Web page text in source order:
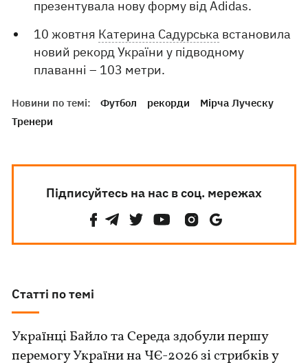
презентувала нову форму від Adidas.
10 жовтня Катерина Садурська встановила
новий рекорд України у підводному
плаванні – 103 метри.
Новини по темі: Футбол рекорди
Мірча Луческу
Тренери
Підписуйтесь на нас в соц. мережах
Статті по темі
Українці Байло та Середа здобули першу
перемогу України на ЧЄ-2026 зі стрибків у